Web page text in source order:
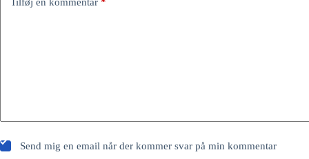
Tilføj en kommentar *
Send mig en email når der kommer svar på min kommentar